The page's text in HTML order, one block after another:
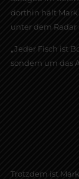
dorthin hält
unter dem Radar
„Jeder Fisch ist
sondern um das
Trotzdem ist